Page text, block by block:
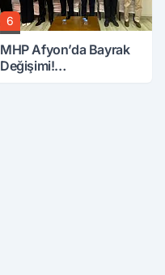
6
MHP Afyon’da Bayrak
Değişimi!